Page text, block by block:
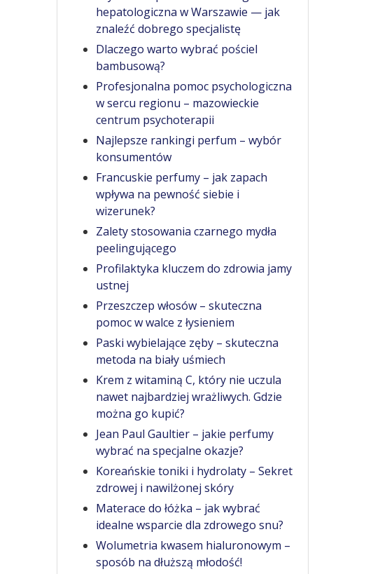
hepatologiczna w Warszawie — jak
znaleźć dobrego specjalistę
Dlaczego warto wybrać pościel
bambusową?
Profesjonalna pomoc psychologiczna
w sercu regionu – mazowieckie
centrum psychoterapii
Najlepsze rankingi perfum – wybór
konsumentów
Francuskie perfumy – jak zapach
wpływa na pewność siebie i
wizerunek?
Zalety stosowania czarnego mydła
peelingującego
Profilaktyka kluczem do zdrowia jamy
ustnej
Przeszczep włosów – skuteczna
pomoc w walce z łysieniem
Paski wybielające zęby – skuteczna
metoda na biały uśmiech
Krem z witaminą C, który nie uczula
nawet najbardziej wrażliwych. Gdzie
można go kupić?
Jean Paul Gaultier – jakie perfumy
wybrać na specjalne okazje?
Koreańskie toniki i hydrolaty – Sekret
zdrowej i nawilżonej skóry
Materace do łóżka – jak wybrać
idealne wsparcie dla zdrowego snu?
Wolumetria kwasem hialuronowym –
sposób na dłuższą młodość!